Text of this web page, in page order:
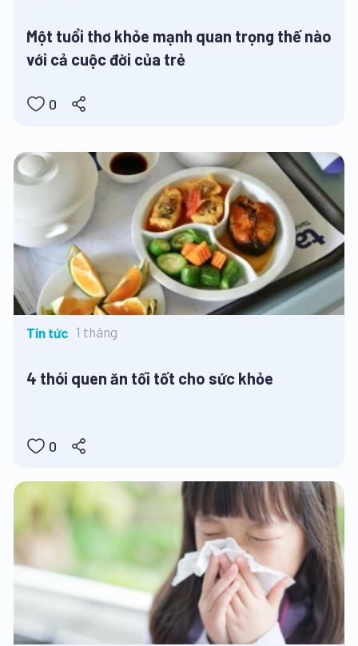
Một tuổi thơ khỏe mạnh quan trọng thế nào
với cả cuộc đời của trẻ
0
Tin tức 1 tháng
4 thói quen ăn tối tốt cho sức khỏe
0